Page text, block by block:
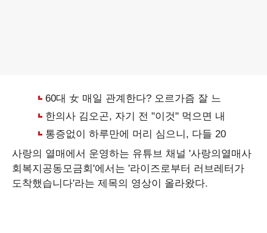
사랑의 열매에서 운영하는 유튜브 채널 '사랑의열매사
회복지공동모금회'에서는 '라이즈로부터 러브레터가
도착했습니다'라는 제목의 영상이 올라왔다.